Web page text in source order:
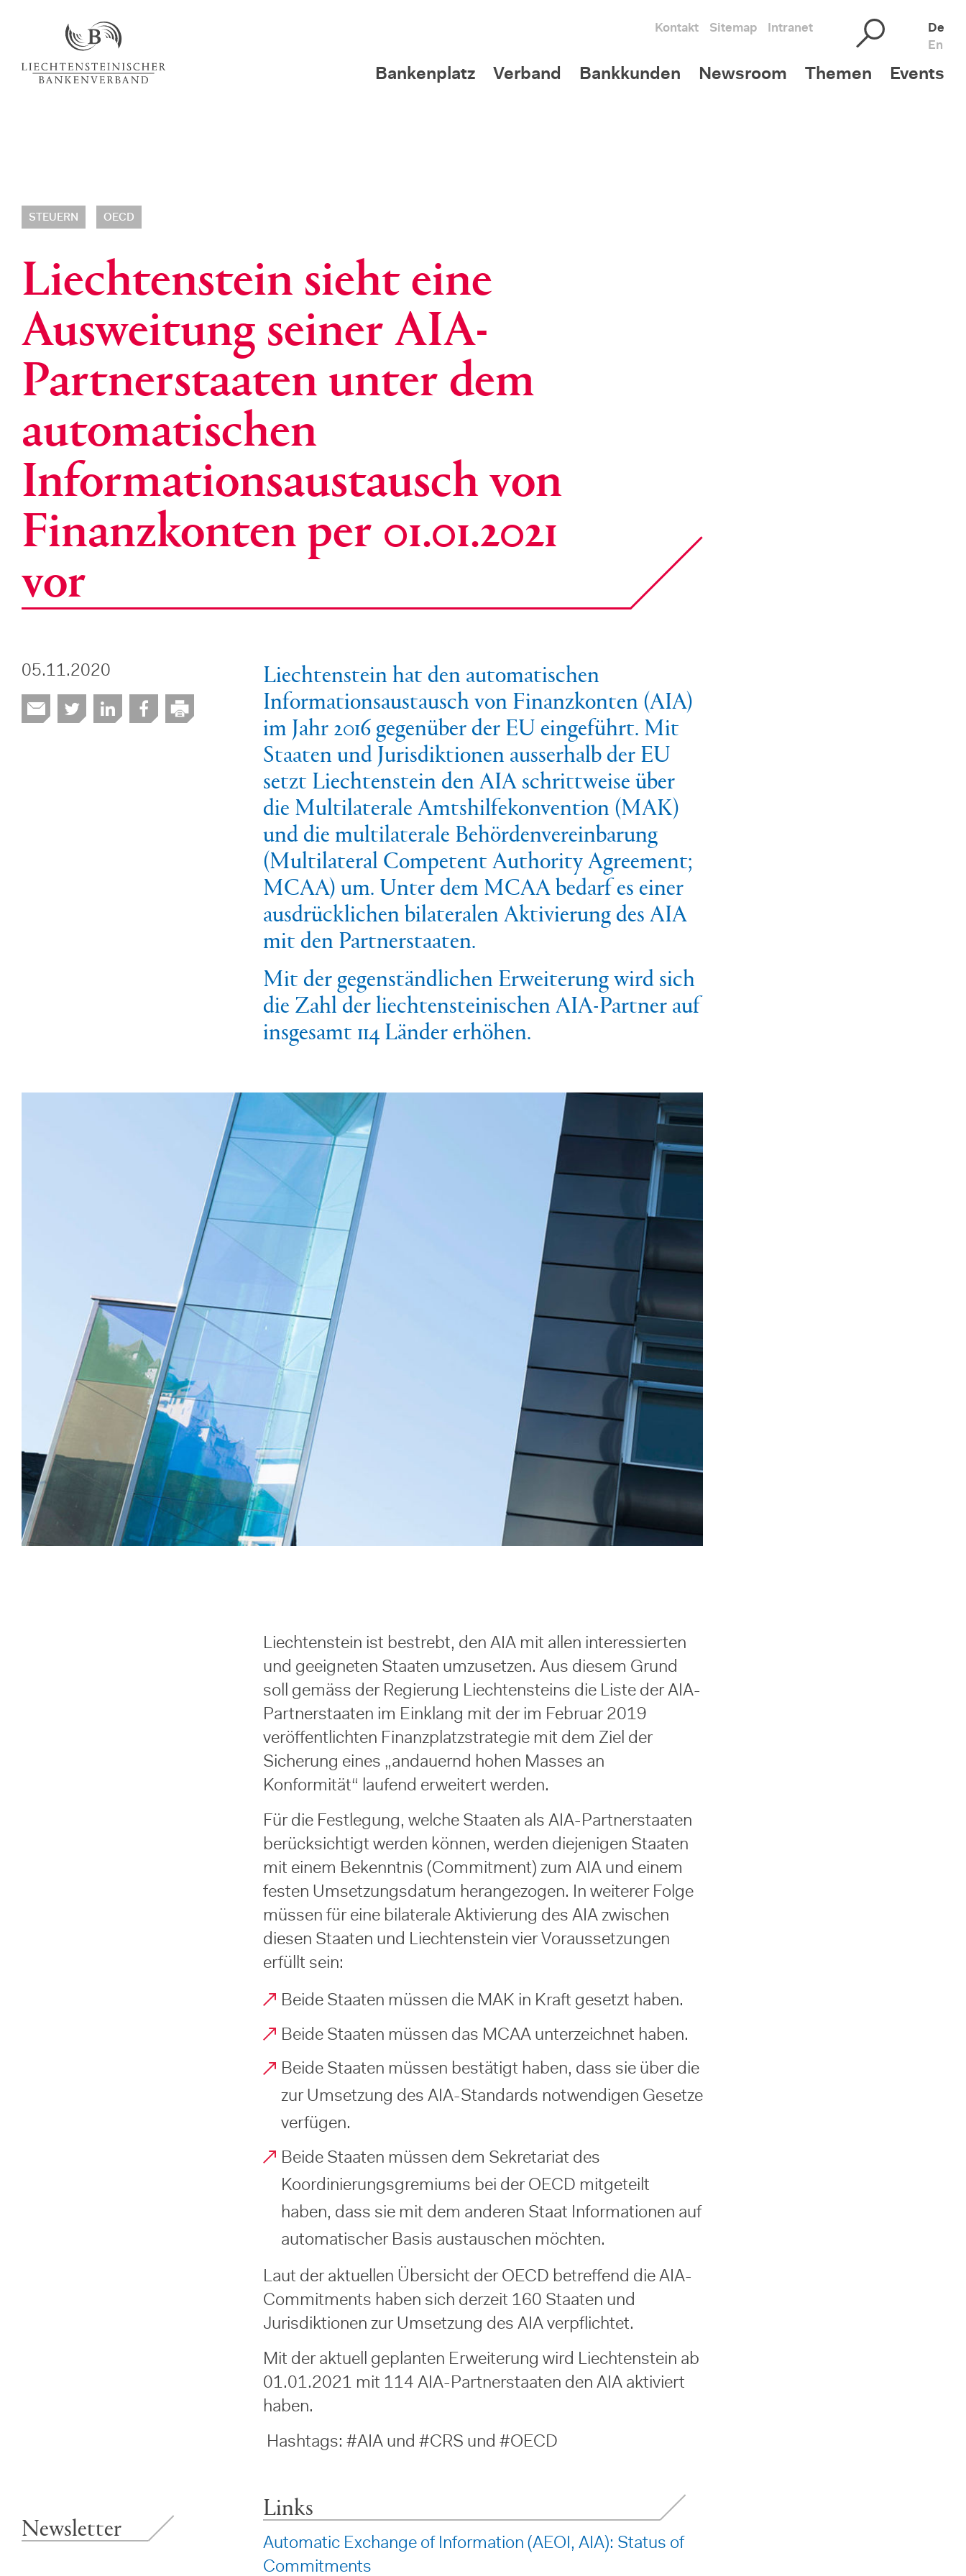
Kontakt Sitemap Intranet
De
En
Bankenplatz Verband Bankkunden Newsroom Themen Events
STEUERN OECD
Liechtenstein sieht eine
Ausweitung seiner AIA-
Partnerstaaten unter dem
automatischen
Informationsaustausch von
Finanzkonten per 01.01.2021
vor
05.11.2020
Liechtenstein hat den automatischen
Informationsaustausch von Finanzkonten (AIA)
im Jahr 2016 gegenüber der EU eingeführt. Mit
Staaten und Jurisdiktionen ausserhalb der EU
setzt Liechtenstein den AIA schrittweise über
die Multilaterale Amtshilfekonvention (MAK)
und die multilaterale Behördenvereinbarung
(Multilateral Competent Authority Agreement;
MCAA) um. Unter dem MCAA bedarf es einer
ausdrücklichen bilateralen Aktivierung des AIA
mit den Partnerstaaten.
Mit der gegenständlichen Erweiterung wird sich
die Zahl der liechtensteinischen AIA-Partner auf
insgesamt 114 Länder erhöhen.
Newsletter
Liechtenstein ist bestrebt, den AIA mit allen interessierten
und geeigneten Staaten umzusetzen. Aus diesem Grund
soll gemäss der Regierung Liechtensteins die Liste der AIA-
Partnerstaaten im Einklang mit der im Februar 2019
veröffentlichten Finanzplatzstrategie mit dem Ziel der
Sicherung eines „andauernd hohen Masses an
Konformität“ laufend erweitert werden.
Für die Festlegung, welche Staaten als AIA-Partnerstaaten
berücksichtigt werden können, werden diejenigen Staaten
mit einem Bekenntnis (Commitment) zum AIA und einem
festen Umsetzungsdatum herangezogen. In weiterer Folge
müssen für eine bilaterale Aktivierung des AIA zwischen
diesen Staaten und Liechtenstein vier Voraussetzungen
erfüllt sein:
Beide Staaten müssen die MAK in Kraft gesetzt haben.
Beide Staaten müssen das MCAA unterzeichnet haben.
Beide Staaten müssen bestätigt haben, dass sie über die
zur Umsetzung des AIA-Standards notwendigen Gesetze
verfügen.
Beide Staaten müssen dem Sekretariat des
Koordinierungsgremiums bei der OECD mitgeteilt
haben, dass sie mit dem anderen Staat Informationen auf
automatischer Basis austauschen möchten.
Laut der aktuellen Übersicht der OECD betreffend die AIA-
Commitments haben sich derzeit 160 Staaten und
Jurisdiktionen zur Umsetzung des AIA verpflichtet.
Mit der aktuell geplanten Erweiterung wird Liechtenstein ab
01.01.2021 mit 114 AIA-Partnerstaaten den AIA aktiviert
haben.
Hashtags: #AIA und #CRS und #OECD
Links
Automatic Exchange of Information (AEOI, AIA): Status of
Commitments